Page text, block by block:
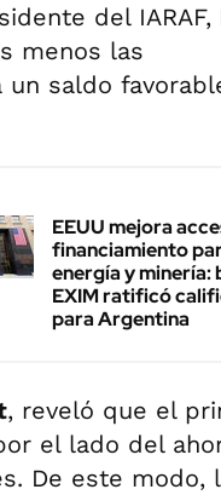
del IARAF,
menos las
saldo
EEUU mejora
financiamiento
energía y minería:
EXIM ratificó
para Argentina
, reveló que el
el lado del
De este modo,